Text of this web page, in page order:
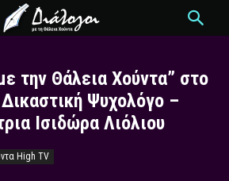
την Θάλεια Χούντα” στο
Ψυχολόγο –
Ισιδώρα Λιόλιου
High TV